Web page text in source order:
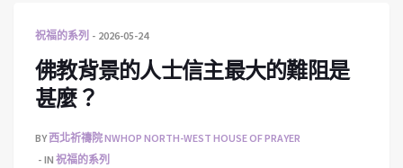
祝福的系列 2026-05-24
佛教背景的人士信主最大的難阻是
甚麼？
BY西北祈禱院 NWHOP NORTH-WEST HOUSE OF PRAYER
IN 祝福的系列